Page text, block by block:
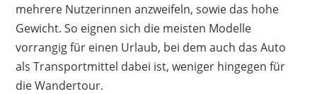
mehrere Nutzerinnen anzweifeln, sowie das hohe
Gewicht. So eignen sich die meisten Modelle
vorrangig für einen Urlaub, bei dem auch das Auto
als Transportmittel dabei ist, weniger hingegen für
die Wandertour.